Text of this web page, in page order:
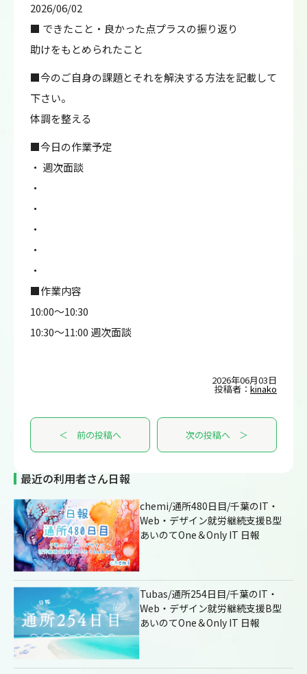
2026/06/02
■ できたこと・良かった点プラスの振り返り
助けをもとめられたこと
■今のご自身の課題とそれを解決する方法を記載して
下さい。
体調を整える
■今日の作業予定
・ 週次面談
・
・
・
・
・
■作業内容
10:00～10:30
10:30～11:00 週次面談
2026年06月03日
投稿者： kinako
＜ 前の投稿へ 次の投稿へ ＞
最近の利用者さん日報
chemi/通所480日目/千葉のIT・
Web・デザイン就労継続支援B型
あいのてOne＆Only IT 日報
Tubas/通所254日目/千葉のIT・
Web・デザイン就労継続支援B型
あいのてOne＆Only IT 日報